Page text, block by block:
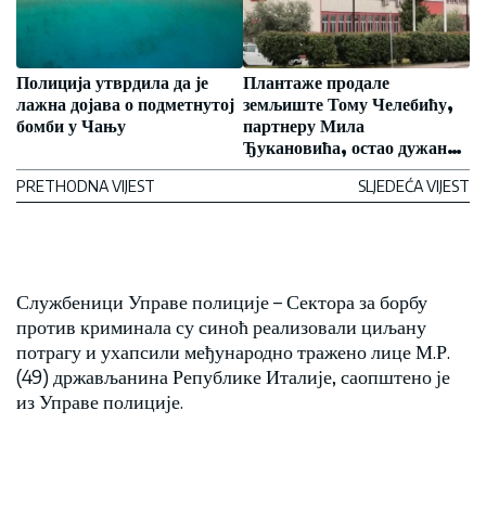
Полиција утврдила да је
лажна дојава о подметнутој
бомби у Чању
PRETHODNA VIJEST
Плантаже продале
земљиште Тому Челебићу,
партнеру Мила
Ђукановића, остао дужан
350.000 евра!
SLJEDEĆA VIJEST
Службеници Управе полиције – Сектора за борбу
против криминала су синоћ реализовали циљану
потрагу и ухапсили међународно тражено лице М.Р.
(49) држављанина Републике Италије, саопштено је
из Управе полиције.